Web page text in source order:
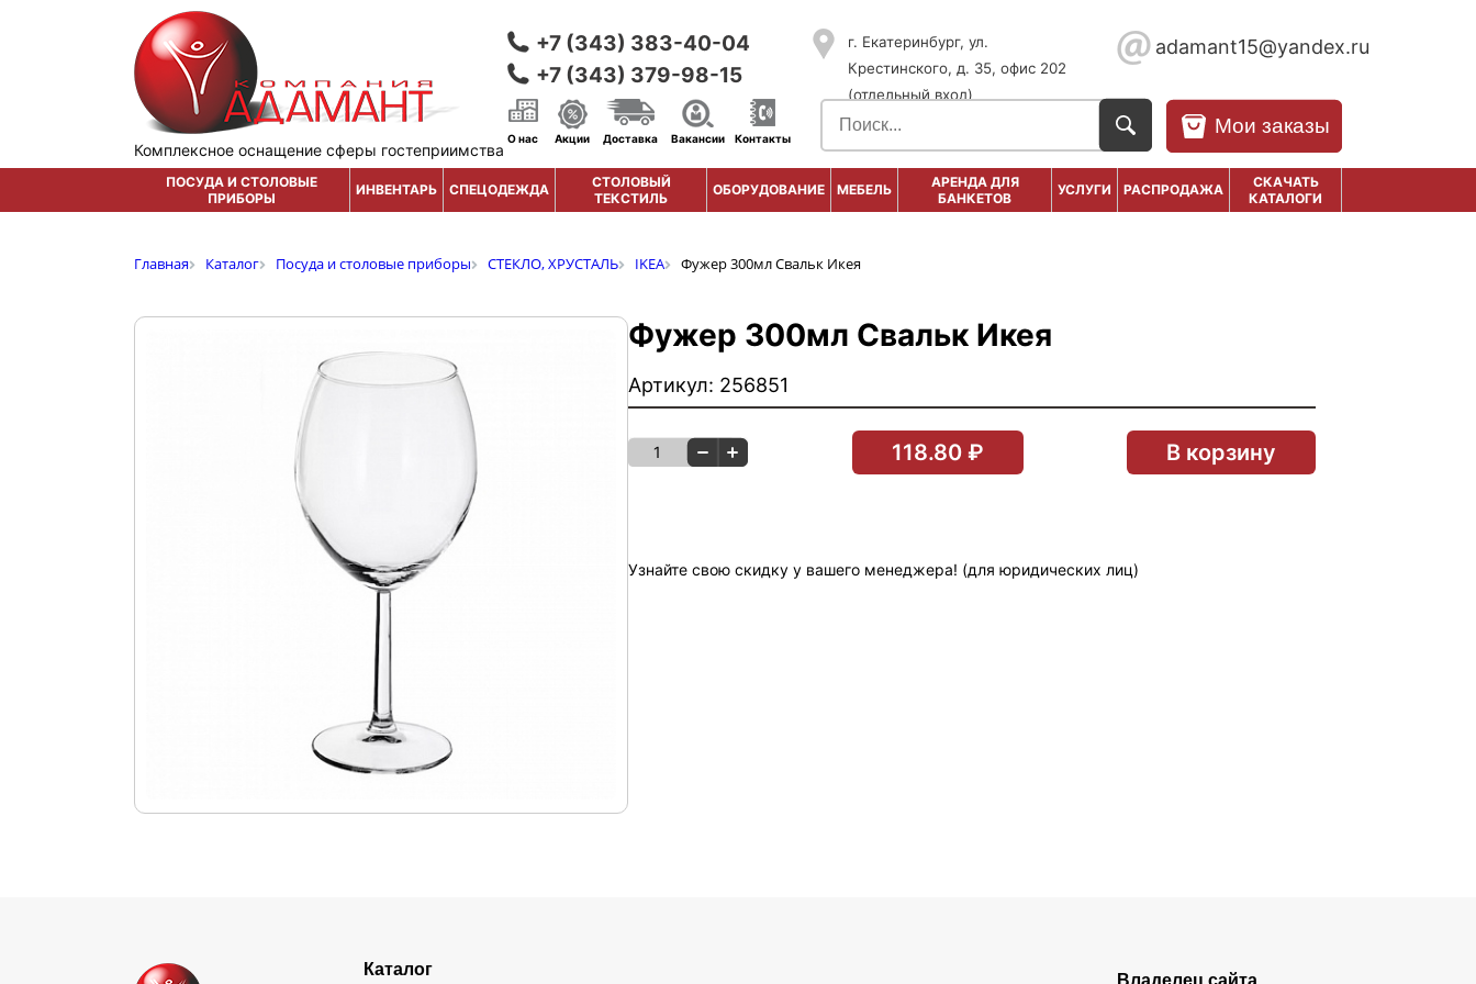
Комплексное оснащение сферы гостеприимства
+7 (343) 383-40-04
+7 (343) 379-98-15
г. Екатеринбург, ул.
Крестинского, д. 35, офис 202
(отдельный вход)
adamant15@yandex.ru
Мои заказы
О нас Акции Доставка Вакансии Контакты
ПОСУДА И СТОЛОВЫЕ
ПРИБОРЫ
ИНВЕНТАРЬ СПЕЦОДЕЖДА
СТОЛОВЫЙ
ТЕКСТИЛЬ
ОБОРУДОВАНИЕ МЕБЕЛЬ
АРЕНДА ДЛЯ
БАНКЕТОВ
УСЛУГИ РАСПРОДАЖА
СКАЧАТЬ
КАТАЛОГИ
Главная Каталог Посуда и столовые приборы СТЕКЛО, ХРУСТАЛЬ IKEA Фужер 300мл Свальк Икея
Фужер 300мл Свальк Икея
Артикул: 256851
1 118.80 ₽ В корзину
Узнайте свою скидку у вашего менеджера! (для юридических лиц)
Каталог
Владелец сайта